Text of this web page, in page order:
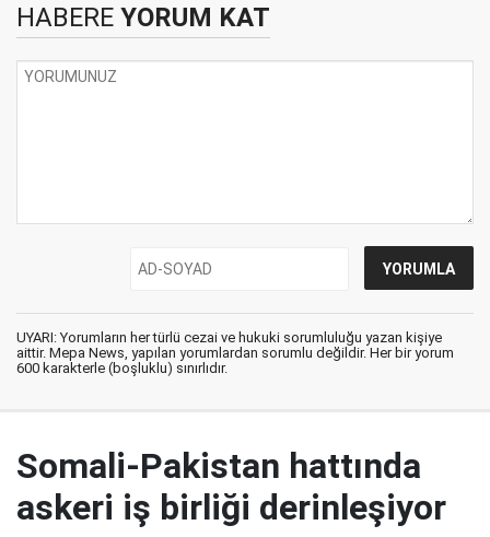
HABERE YORUM KAT
UYARI: Yorumların her türlü cezai ve hukuki sorumluluğu yazan kişiye
aittir. Mepa News, yapılan yorumlardan sorumlu değildir. Her bir yorum
600 karakterle (boşluklu) sınırlıdır.
Somali-Pakistan hattında
askeri iş birliği derinleşiyor